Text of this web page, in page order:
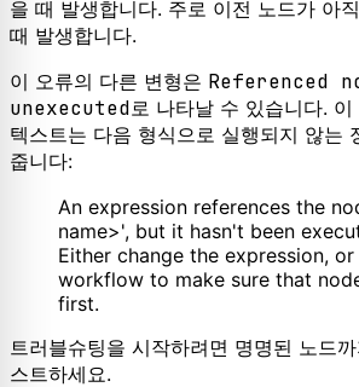
을 때 발생합니다. 주로 이전 노드가 아
때 발생합니다.
이 오류의 다른 변형은 Referenced
unexecuted로 나타날 수 있습니다.
텍스트는 다음 형식으로 실행되지 않는
줍니다:
An expression references the
name>', but it hasn't been
Either change the expression,
workflow to make sure that
first.
트러블슈팅을 시작하려면 명명된 노드
스트하세요.